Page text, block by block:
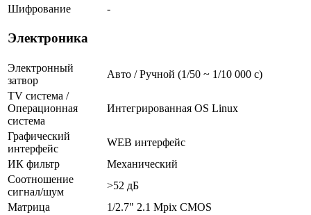
Шифрование
-
Электроника
Электронный
затвор
Авто / Ручной (1/50 ~ 1/10 000 с)
TV система /
Операционная
система
Интегрированная OS Linux
Графический
интерфейс
WEB интерфейс
ИК фильтр
Механический
Соотношение
сигнал/шум
>52 дБ
Матрица
1/2.7" 2.1 Mpix CMOS